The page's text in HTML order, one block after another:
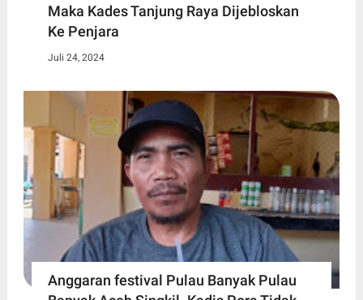
Maka Kades Tanjung Raya Dijebloskan
Ke Penjara
Juli 24, 2024
Anggaran festival Pulau Banyak Pulau